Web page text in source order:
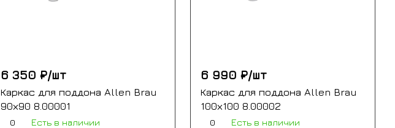
6 350 ₽/шт
Каркас для поддона Allen Brau
90х90 8.00001
0 Есть в наличии
6 990 ₽/шт
Каркас для поддона Allen Brau
100х100 8.00002
0 Есть в наличии